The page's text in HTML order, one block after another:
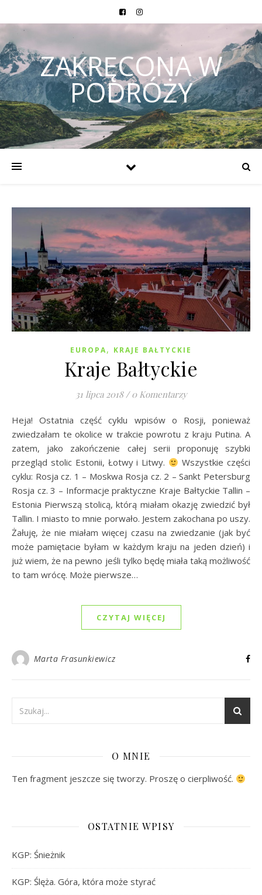
ZAKRĘCONA W
PODRÓŻY
EUROPA, KRAJE BAŁTYCKIE
Kraje Bałtyckie
31 lipca 2018 / 0 Komentarzy
Heja! Ostatnia część cyklu wpisów o Rosji, ponieważ
zwiedzałam te okolice w trakcie powrotu z kraju Putina. A
zatem, jako zakończenie całej serii proponuję szybki
przegląd stolic Estonii, Łotwy i Litwy.
Wszystkie części
cyklu: Rosja cz. 1 – Moskwa Rosja cz. 2 – Sankt Petersburg
Rosja cz. 3 – Informacje praktyczne Kraje Bałtyckie Tallin –
Estonia Pierwszą stolicą, którą miałam okazję zwiedzić był
Tallin. I miasto to mnie porwało. Jestem zakochana po uszy.
Żałuję, że nie miałam więcej czasu na zwiedzanie (jak być
może pamiętacie byłam w każdym kraju na jeden dzień) i
już wiem, że na pewno jeśli tylko będę miała taką możliwość
to tam wrócę. Może pierwsze…
CZYTAJ WIĘCEJ
Marta Frasunkiewicz
O MNIE
Ten fragment jeszcze się tworzy. Proszę o cierpliwość.
OSTATNIE WPISY
KGP: Śnieżnik
KGP: Ślęża. Góra, która może styrać